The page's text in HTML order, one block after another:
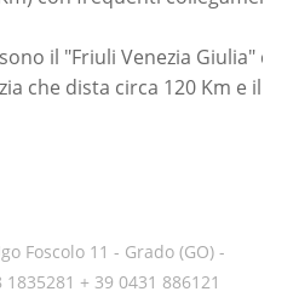
il "Friuli Venezia Giulia" di
che dista circa 120 Km e il
Foscolo 11 - Grado (GO) -
+ 39 0431 886121